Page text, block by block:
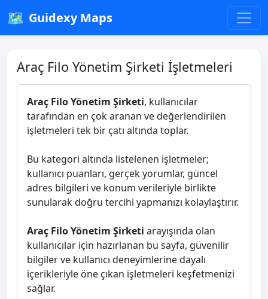
🗺️ Guidexy Maps
Araç Filo Yönetim Şirketi İşletmeleri
Araç Filo Yönetim Şirketi, kullanıcılar
tarafından en çok aranan ve değerlendirilen
işletmeleri tek bir çatı altında toplar.
Bu kategori altında listelenen işletmeler;
kullanıcı puanları, gerçek yorumlar, güncel
adres bilgileri ve konum verileriyle birlikte
sunularak doğru tercihi yapmanızı kolaylaştırır.
Araç Filo Yönetim Şirketi arayışında olan
kullanıcılar için hazırlanan bu sayfa, güvenilir
bilgiler ve kullanıcı deneyimlerine dayalı
içerikleriyle öne çıkan işletmeleri keşfetmenizi
sağlar.